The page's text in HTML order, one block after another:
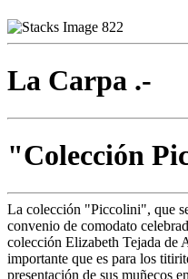
La Carpa .-
"Colección
La colección "Piccolini", que
convenio de comodato
colección Elizabeth Tejada de
importante que es para los
presentación de sus muñecos